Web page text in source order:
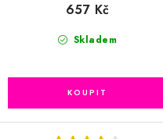
Skladem
657 Kč